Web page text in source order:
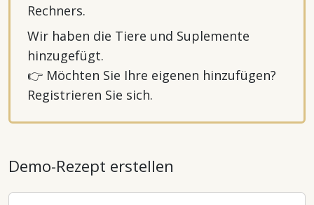
Rechners.
Wir haben die Tiere und Suplemente
hinzugefügt.
👉 Möchten Sie Ihre eigenen hinzufügen?
Registrieren Sie sich.
Demo-Rezept erstellen